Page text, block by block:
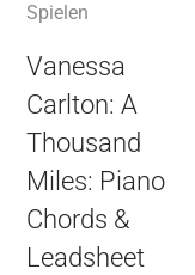
Spielen
Vanessa
Carlton: A
Thousand
Miles: Piano
Chords &
Leadsheet